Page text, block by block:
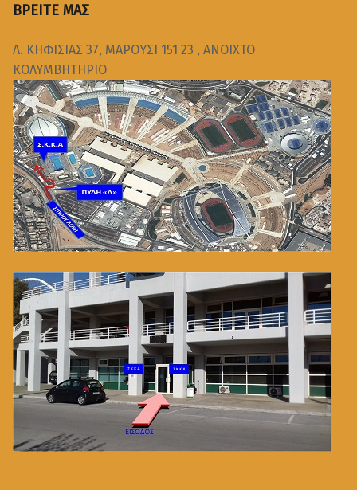
ΒΡΕΙΤΕ ΜΑΣ
Λ. ΚΗΦΙΣΙΑΣ 37, ΜΑΡΟΥΣΙ 151 23 , ΑΝΟΙΧΤΟ
ΚΟΛΥΜΒΗΤΗΡΙΟ